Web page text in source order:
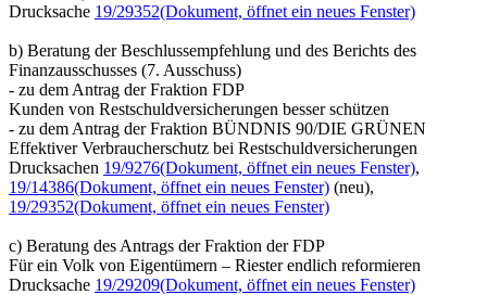
Drucksache 19/29352(Dokument, öffnet ein neues Fenster)
b) Beratung der Beschlussempfehlung und des Berichts des
Finanzausschusses (7. Ausschuss)
- zu dem Antrag der Fraktion FDP
Kunden von Restschuldversicherungen besser schützen
- zu dem Antrag der Fraktion BÜNDNIS 90/DIE GRÜNEN
Effektiver Verbraucherschutz bei Restschuldversicherungen
Drucksachen 19/9276(Dokument, öffnet ein neues Fenster),
19/14386(Dokument, öffnet ein neues Fenster) (neu),
19/29352(Dokument, öffnet ein neues Fenster)
c) Beratung des Antrags der Fraktion der FDP
Für ein Volk von Eigentümern – Riester endlich reformieren
Drucksache 19/29209(Dokument, öffnet ein neues Fenster)